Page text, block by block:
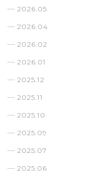
2026.05
2026.04
2026.02
2026.01
2025.12
2025.11
2025.10
2025.09
2025.07
2025.06